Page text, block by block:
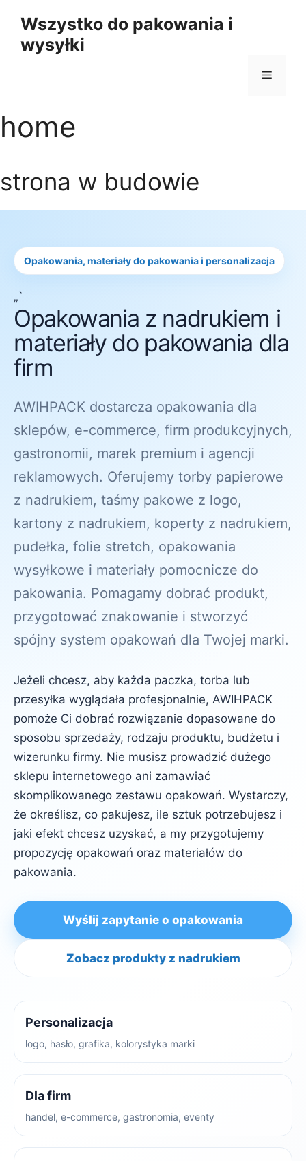
treści
Wszystko do pakowania i
wysyłki
Menu
home
strona w budowie
Opakowania, materiały do pakowania i personalizacja
„`
Opakowania z nadrukiem i
materiały do pakowania dla
firm
AWIHPACK dostarcza opakowania dla
sklepów, e-commerce, firm produkcyjnych,
gastronomii, marek premium i agencji
reklamowych. Oferujemy torby papierowe
z nadrukiem, taśmy pakowe z logo,
kartony z nadrukiem, koperty z nadrukiem,
pudełka, folie stretch, opakowania
wysyłkowe i materiały pomocnicze do
pakowania. Pomagamy dobrać produkt,
przygotować znakowanie i stworzyć
spójny system opakowań dla Twojej marki.
Jeżeli chcesz, aby każda paczka, torba lub
przesyłka wyglądała profesjonalnie, AWIHPACK
pomoże Ci dobrać rozwiązanie dopasowane do
sposobu sprzedaży, rodzaju produktu, budżetu i
wizerunku firmy. Nie musisz prowadzić dużego
sklepu internetowego ani zamawiać
skomplikowanego zestawu opakowań. Wystarczy,
że określisz, co pakujesz, ile sztuk potrzebujesz i
jaki efekt chcesz uzyskać, a my przygotujemy
propozycję opakowań oraz materiałów do
pakowania.
Wyślij zapytanie o opakowania
Zobacz produkty z nadrukiem
Personalizacja
logo, hasło, grafika, kolorystyka marki
Dla firm
handel, e-commerce, gastronomia, eventy